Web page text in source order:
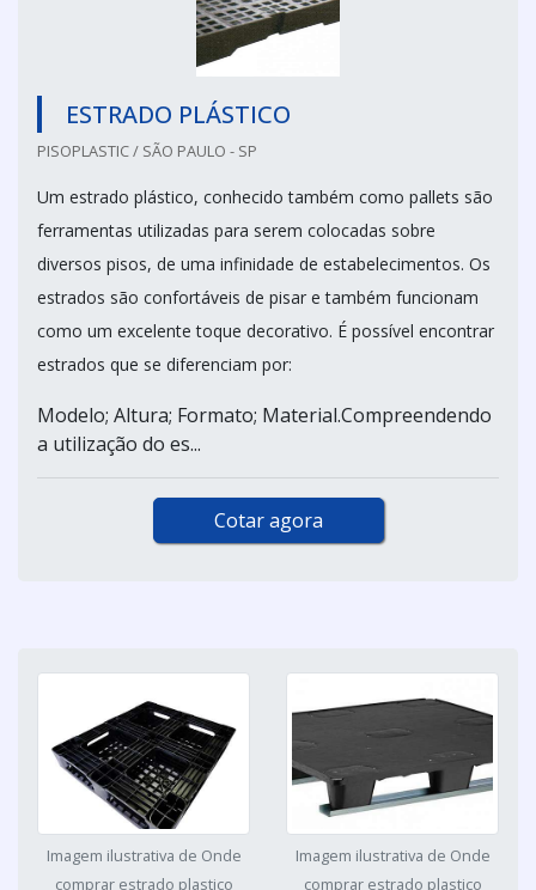
ESTRADO PLÁSTICO
PISOPLASTIC / SÃO PAULO - SP
Um estrado plástico, conhecido também como pallets são
ferramentas utilizadas para serem colocadas sobre
diversos pisos, de uma infinidade de estabelecimentos. Os
estrados são confortáveis de pisar e também funcionam
como um excelente toque decorativo. É possível encontrar
estrados que se diferenciam por:
Modelo; Altura; Formato; Material.Compreendendo
a utilização do es...
Cotar agora
Imagem ilustrativa de Onde
comprar estrado plastico
Imagem ilustrativa de Onde
comprar estrado plastico